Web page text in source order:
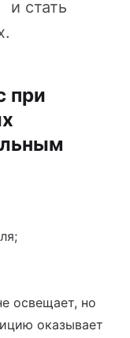
и стать
при
освещает, но
оказывает